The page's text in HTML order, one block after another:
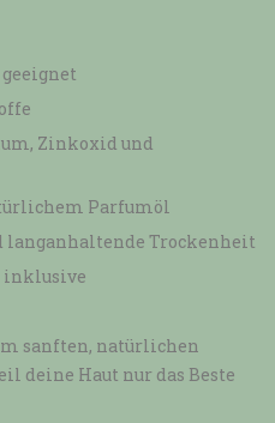
Zinkoxid und
Parfumöl
langanhaltende Trockenheit
inklusive
sanften, natürlichen
deine Haut nur das Beste